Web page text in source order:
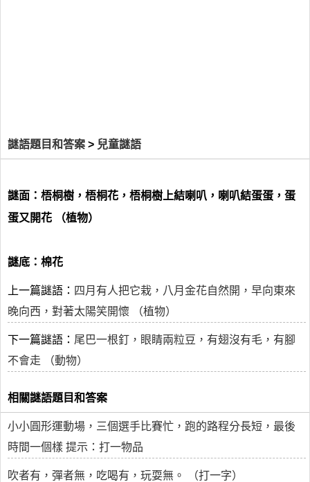
謎語題目和答案 > 兒童謎語
謎面：梧桐樹，梧桐花，梧桐樹上結喇叭，喇叭結蛋蛋，蛋
蛋又開花 （植物）
謎底：棉花
上一篇謎語： 四月有人把它栽，八月金花自然開，早向東來
晚向西，對著太陽笑開懷 （植物）
下一篇謎語： 尾巴一根釘，眼睛兩粒豆，有翅沒有毛，有腳
不會走 （動物）
相關謎語題目和答案
小小圓形運動場，三個選手比賽忙，跑的路程分長短，最後
時間一個樣 提示：打一物品
吹者有，彈者無，吃喝有，玩耍無。 （打一字）